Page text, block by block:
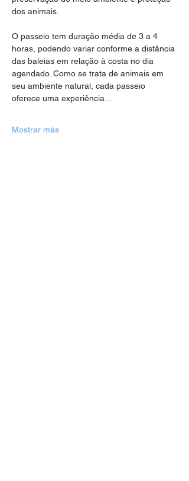
dos animais.
O passeio tem duração média de 3 a 4
horas, podendo variar conforme a distância
das baleias em relação à costa no dia
agendado. Como se trata de animais em
seu ambiente natural, cada passeio
oferece uma experiência…
Mostrar más